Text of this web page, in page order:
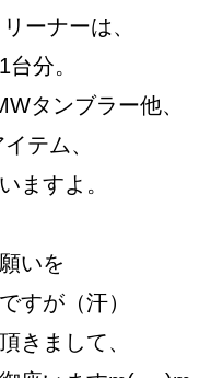
ーナーは、
分。
タンブラー他、
テム、
ますよ。
いを
すが（汗）
きまして、